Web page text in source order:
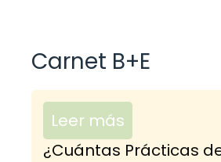
Carnet B+E
Leer más
¿Cuántas Prácticas